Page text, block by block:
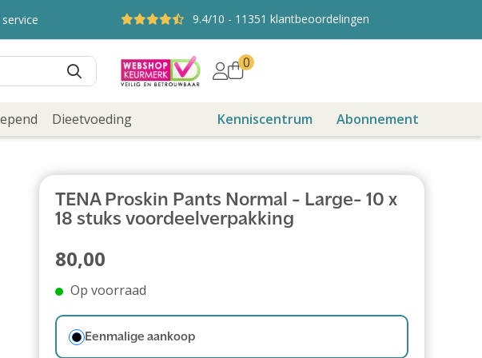
9.4/10 - 11351 klantbeoordelingen
0
Dieetvoeding Kenniscentrum Abonnement
TENA Proskin Pants Normal - Large- 10 x
18 stuks voordeelverpakking
80,00
Op voorraad
Eenmalige aankoop